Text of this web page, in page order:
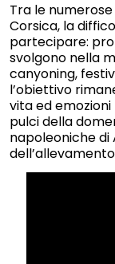
Tra le
Corsica, la
partecipare:
svolgono nella
canyoning,
l’obiettivo
vita ed
pulci della
napoleoniche di